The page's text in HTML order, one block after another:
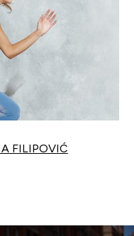
FILIPOVIĆ